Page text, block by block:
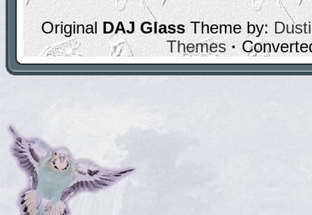
OriginalDAJ GlassTheme by:
Themes ·